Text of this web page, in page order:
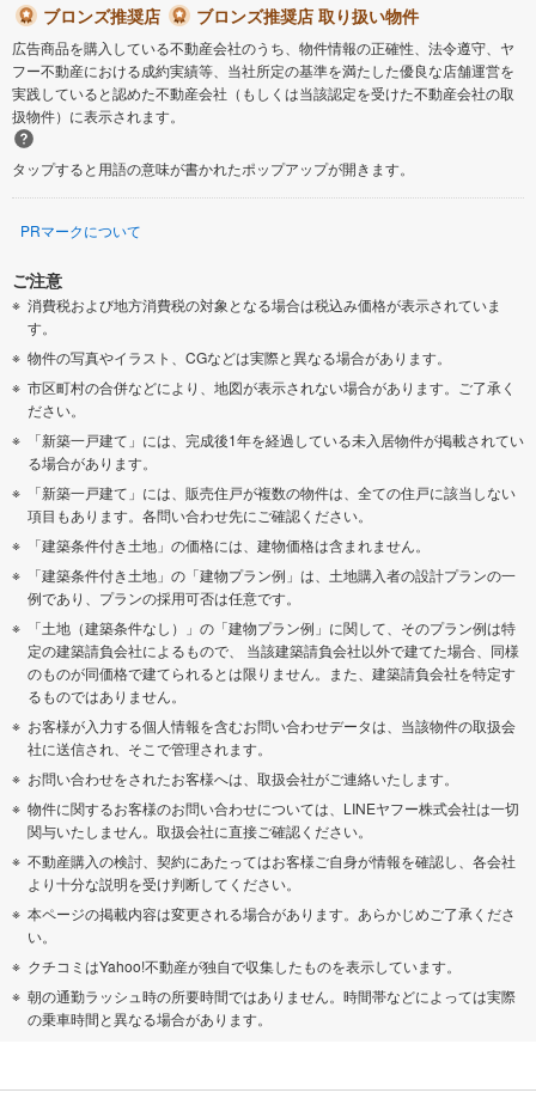
ブロンズ推奨店
ブロンズ推奨店 取り扱い物件
広告商品を購入している不動産会社のうち、物件情報の正確性、法令遵守、ヤ
フー不動産における成約実績等、当社所定の基準を満たした優良な店舗運営を
実践していると認めた不動産会社（もしくは当該認定を受けた不動産会社の取
扱物件）に表示されます。
タップすると用語の意味が書かれたポップアップが開きます。
PRマークについて
ご注意
消費税および地方消費税の対象となる場合は税込み価格が表示されていま
す。
物件の写真やイラスト、CGなどは実際と異なる場合があります。
市区町村の合併などにより、地図が表示されない場合があります。ご了承く
ださい。
「新築一戸建て」には、完成後1年を経過している未入居物件が掲載されてい
る場合があります。
「新築一戸建て」には、販売住戸が複数の物件は、全ての住戸に該当しない
項目もあります。各問い合わせ先にご確認ください。
「建築条件付き土地」の価格には、建物価格は含まれません。
「建築条件付き土地」の「建物プラン例」は、土地購入者の設計プランの一
例であり、プランの採用可否は任意です。
「土地（建築条件なし）」の「建物プラン例」に関して、そのプラン例は特
定の建築請負会社によるもので、 当該建築請負会社以外で建てた場合、同様
のものが同価格で建てられるとは限りません。また、建築請負会社を特定す
るものではありません。
お客様が入力する個人情報を含むお問い合わせデータは、当該物件の取扱会
社に送信され、そこで管理されます。
お問い合わせをされたお客様へは、取扱会社がご連絡いたします。
物件に関するお客様のお問い合わせについては、LINEヤフー株式会社は一切
関与いたしません。取扱会社に直接ご確認ください。
不動産購入の検討、契約にあたってはお客様ご自身が情報を確認し、各会社
より十分な説明を受け判断してください。
本ページの掲載内容は変更される場合があります。あらかじめご了承くださ
い。
クチコミはYahoo!不動産が独自で収集したものを表示しています。
朝の通勤ラッシュ時の所要時間ではありません。時間帯などによっては実際
の乗車時間と異なる場合があります。